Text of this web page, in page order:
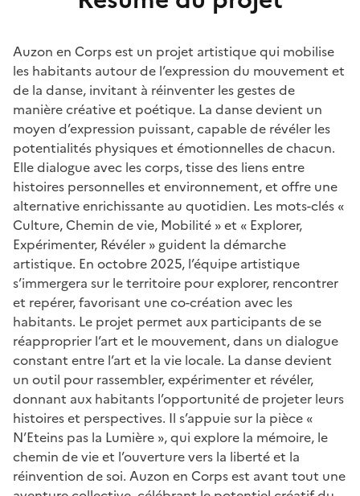
Auzon en Corps est un projet artistique qui mobilise
les habitants autour de l’expression du mouvement et
de la danse, invitant à réinventer les gestes de
manière créative et poétique. La danse devient un
moyen d’expression puissant, capable de révéler les
potentialités physiques et émotionnelles de chacun.
Elle dialogue avec les corps, tisse des liens entre
histoires personnelles et environnement, et offre une
alternative enrichissante au quotidien. Les mots-clés «
Culture, Chemin de vie, Mobilité » et « Explorer,
Expérimenter, Révéler » guident la démarche
artistique. En octobre 2025, l’équipe artistique
s’immergera sur le territoire pour explorer, rencontrer
et repérer, favorisant une co-création avec les
habitants. Le projet permet aux participants de se
réapproprier l’art et le mouvement, dans un dialogue
constant entre l’art et la vie locale. La danse devient
un outil pour rassembler, expérimenter et révéler,
donnant aux habitants l’opportunité de projeter leurs
histoires et perspectives. Il s’appuie sur la pièce «
N’Eteins pas la Lumière », qui explore la mémoire, le
chemin de vie et l’ouverture vers la liberté et la
réinvention de soi. Auzon en Corps est avant tout une